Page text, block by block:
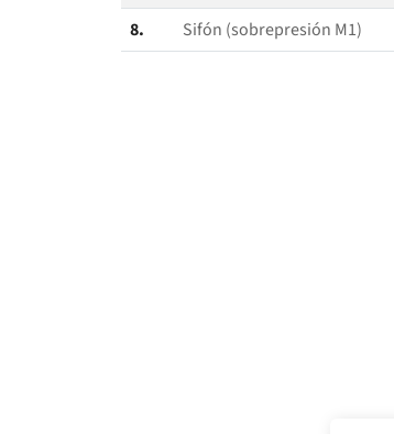
8.
Sifón (sobrepresión M1)